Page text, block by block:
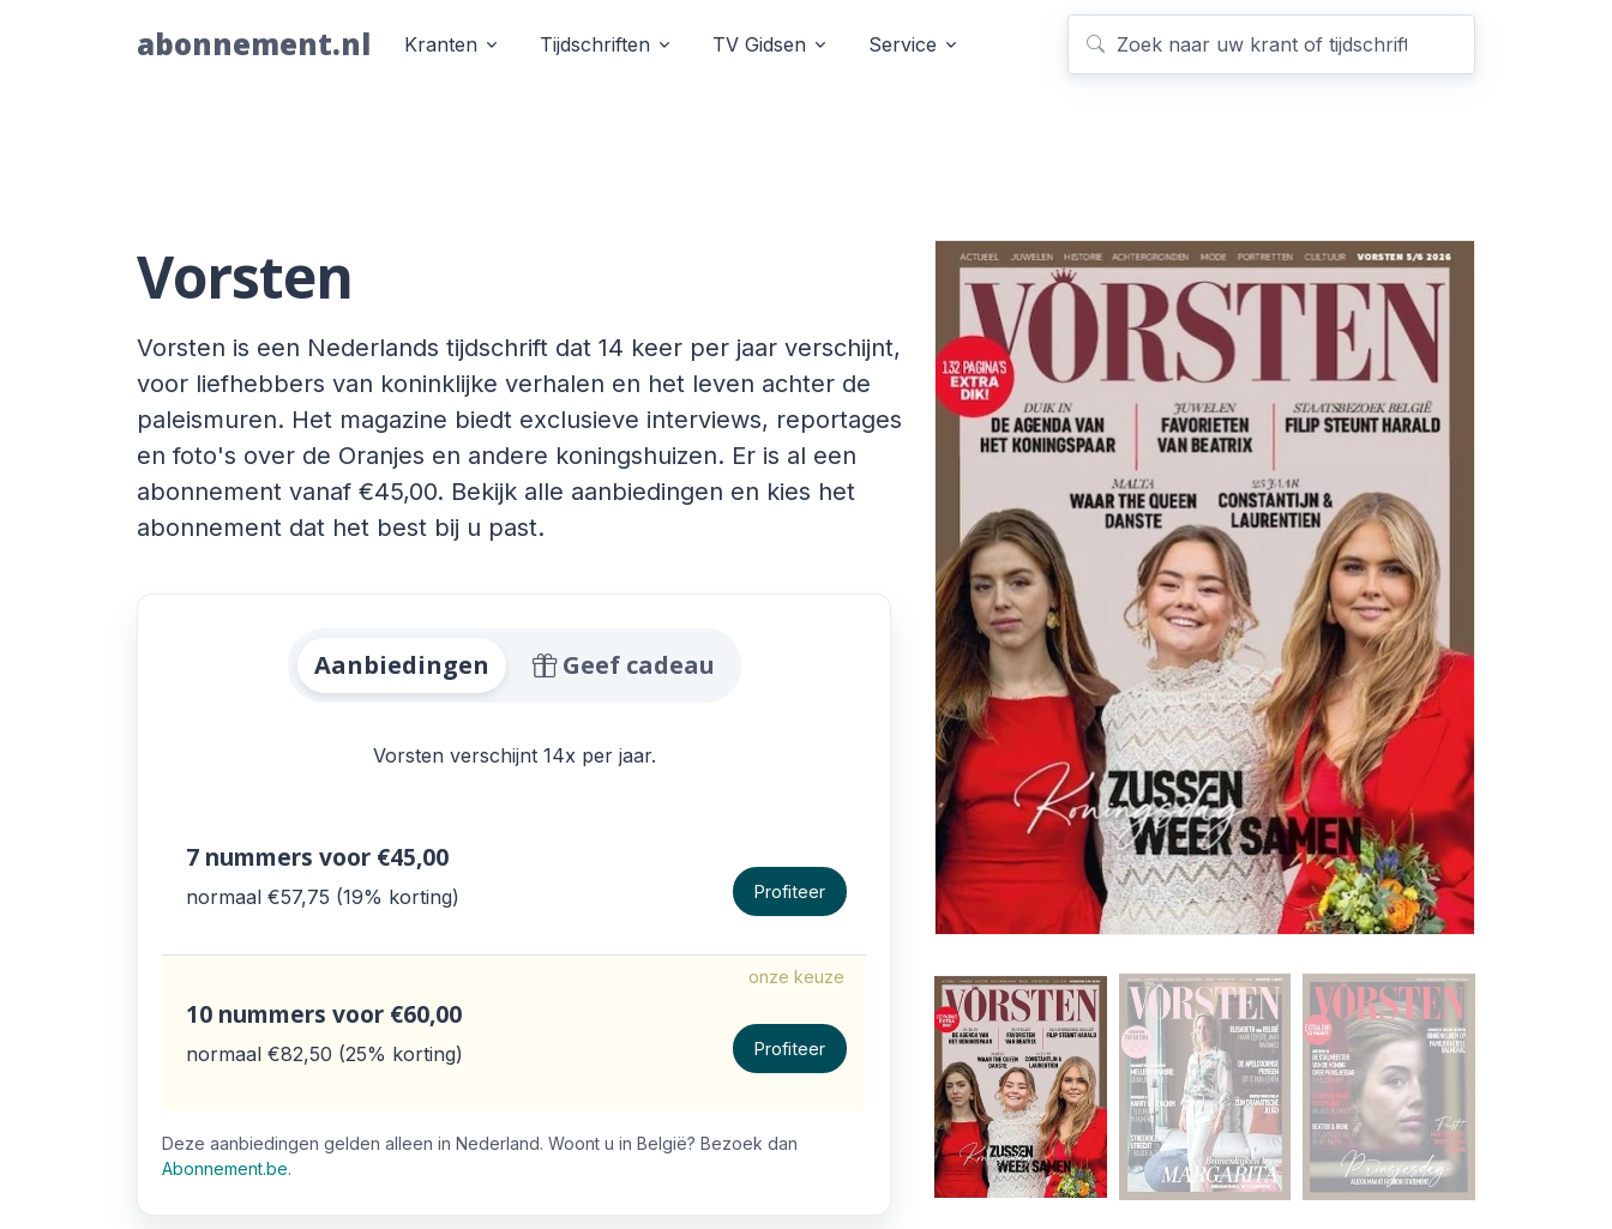
abonnement.nl Kranten Tijdschriften TV Gidsen Service
Vorsten
Vorsten is een Nederlands tijdschrift dat 14 keer per jaar verschijnt,
voor liefhebbers van koninklijke verhalen en het leven achter de
paleismuren. Het magazine biedt exclusieve interviews, reportages
en foto's over de Oranjes en andere koningshuizen. Er is al een
abonnement vanaf €45,00. Bekijk alle aanbiedingen en kies het
abonnement dat het best bij u past.
Alle Vorsten Aanbiedingen
Aanbiedingen Geef cadeau
Vorsten verschijnt 14x per jaar.
7 nummers voor €45,00
normaal €57,75 19% korting Profiteer
onze keuze
10 nummers voor €60,00
normaal €82,50 25% korting Profiteer
Deze aanbiedingen gelden alleen in Nederland. Woont u in België? Bezoek dan
Abonnement.be.